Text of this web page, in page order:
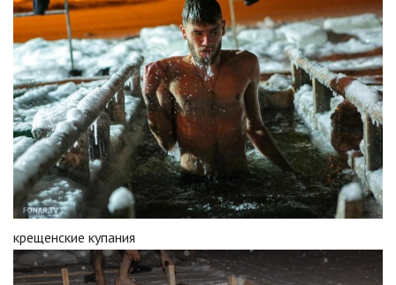
крещенские купания